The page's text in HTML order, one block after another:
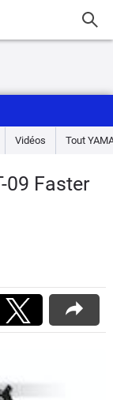
Vidéos Tout
09 Faster